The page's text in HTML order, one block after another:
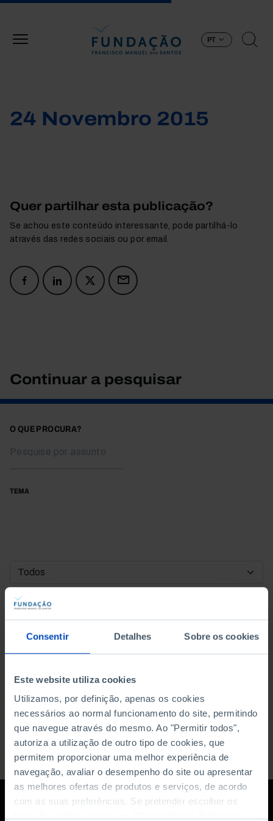
Consentir Detalhes Sobre os cookies
Este website utiliza cookies
Utilizamos, por definição, apenas os cookies
necessários ao normal funcionamento do site, permitindo
que navegue através do mesmo. Ao "Permitir todos",
autoriza a utilização de outro tipo de cookies, que
permitem proporcionar uma melhor experiência de
navegação, avaliar o desempenho do site ou apresentar
as melhores ofertas de produtos e serviços, de acordo
com as suas preferências. Se pretender escolher os
PT
24 Novembro 2015
Quer partilhar esta publicação?
Se achou este conteúdo interessante, pode partilhá-lo
através das redes sociais ou por email.
Continuar a pesquisar
O QUE PROCURA?
TEMA
DATA DE INÍCIO
DATA DE FIM